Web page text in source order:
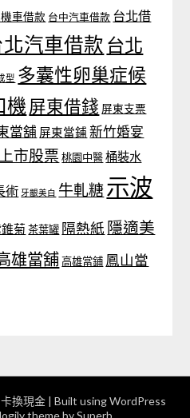
車借款 台中汽車借款 台北借
北汽車借款 台北
型 多囊性卵巢症候
機 屏東借錢 屏東支票
當舖 屏東當鋪 新竹婚宴
市股票 桃園中醫 桶裝水
術 牙齦美白 牛軋糖示波
菊 茶葉罐 隔熱紙 隱適美
雄當舖 高雄當鋪 鳳山當
換現金 | Built using WordPress
theme by Superb